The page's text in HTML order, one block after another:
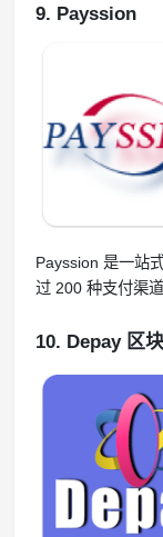
9. Payssion
Payssion 是一站
过 200 种支付渠
10. Depay 区